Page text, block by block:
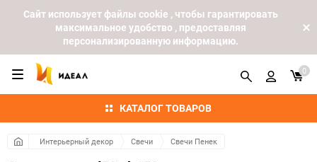
Cайт использует файлы cookie , чтобы гарантировать
максимальное удобство , предоставляя
персонализированную информацию.
КАТАЛОГ ТОВАРОВ
0
Интерьерный декор Свечи Свечи Пенек